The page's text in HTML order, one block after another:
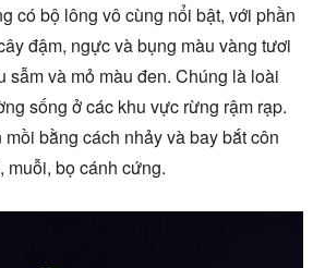
có bộ lông vô cùng nổi bật, với phần
đậm, ngực và bụng màu vàng tươi
sẫm và mỏ màu đen. Chúng là loài
sống ở các khu vực rừng rậm rạp.
bằng cách nhảy và bay bắt côn
muỗi, bọ cánh cứng.